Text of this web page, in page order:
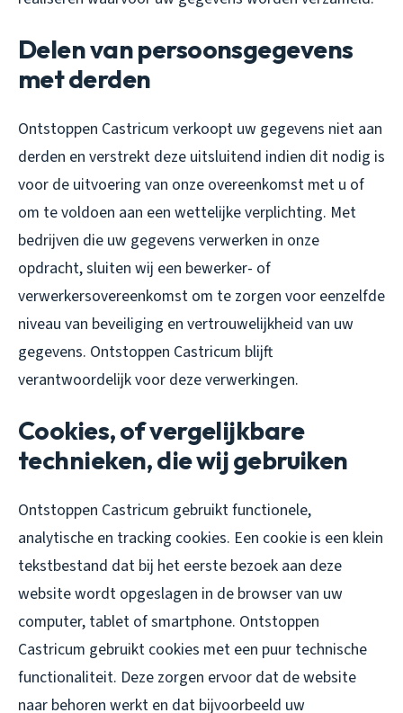
Delen van persoonsgegevens
met derden
Ontstoppen Castricum verkoopt uw gegevens niet aan
derden en verstrekt deze uitsluitend indien dit nodig is
voor de uitvoering van onze overeenkomst met u of
om te voldoen aan een wettelijke verplichting. Met
bedrijven die uw gegevens verwerken in onze
opdracht, sluiten wij een bewerker- of
verwerkersovereenkomst om te zorgen voor eenzelfde
niveau van beveiliging en vertrouwelijkheid van uw
gegevens. Ontstoppen Castricum blijft
verantwoordelijk voor deze verwerkingen.
Cookies, of vergelijkbare
technieken, die wij gebruiken
Ontstoppen Castricum gebruikt functionele,
analytische en tracking cookies. Een cookie is een klein
tekstbestand dat bij het eerste bezoek aan deze
website wordt opgeslagen in de browser van uw
computer, tablet of smartphone. Ontstoppen
Castricum gebruikt cookies met een puur technische
functionaliteit. Deze zorgen ervoor dat de website
naar behoren werkt en dat bijvoorbeeld uw